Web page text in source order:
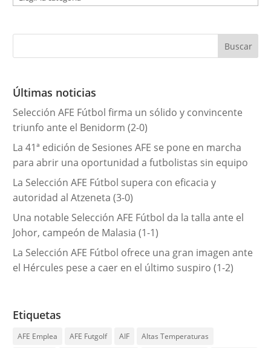
a
g
r
a
s
Últimas noticias
Selección AFE Fútbol firma un sólido y convincente
triunfo ante el Benidorm (2-0)
La 41ª edición de Sesiones AFE se pone en marcha
para abrir una oportunidad a futbolistas sin equipo
La Selección AFE Fútbol supera con eficacia y
autoridad al Atzeneta (3-0)
Una notable Selección AFE Fútbol da la talla ante el
Johor, campeón de Malasia (1-1)
La Selección AFE Fútbol ofrece una gran imagen ante
el Hércules pese a caer en el último suspiro (1-2)
Etiquetas
AFE Emplea AFE Futgolf AIF
Altas Temperaturas